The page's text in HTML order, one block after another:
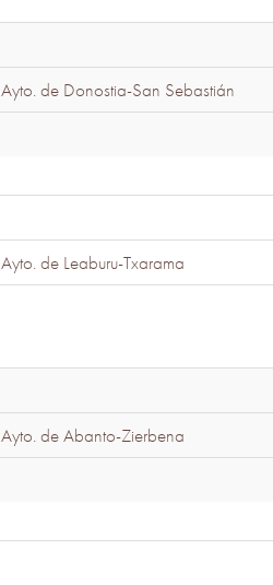
Ayto. de Donostia-San Sebastián
Ayto. de Leaburu-Txarama
Ayto. de Abanto-Zierbena